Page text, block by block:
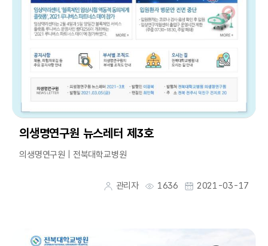
의생명연구원 뉴스레터 제3호
의생명연구원 | 전북대학교병원
관리자 1636 2021-03-17